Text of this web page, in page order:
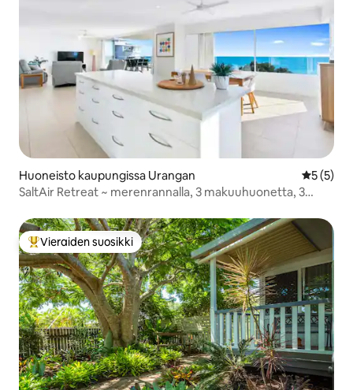
Huoneisto kaupungissa Urangan
5 (5)
SaltAir Retreat ~ merenrannalla, 3 makuuhuonetta, 3
Vieraiden suosikkien parhaimmistoa
Vieraiden suosikki